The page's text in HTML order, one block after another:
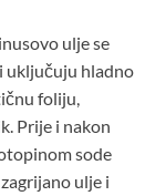
ulje se
uključuju hladno
foliju,
Prije i nakon
sode
ulje i